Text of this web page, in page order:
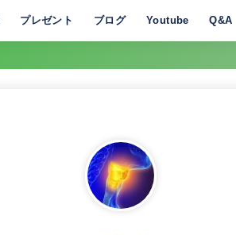
プレゼント ブログ Youtube Q&A